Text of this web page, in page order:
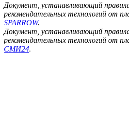
Документ, устанавливающий
рекомендательных технологий от
SPARROW.
Документ, устанавливающий
рекомендательных технологий от
СМИ24.